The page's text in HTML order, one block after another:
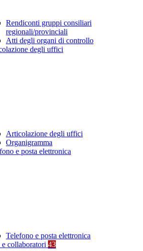
Rendiconti gruppi consiliari
regionali/provinciali
Atti degli organi di controllo
degli uffici
Articolazione degli uffici
Organigramma
e posta elettronica
Telefono e posta elettronica
collaboratori 43